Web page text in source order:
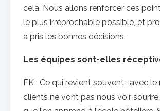
cela. Nous allons renforcer ces
le plus irréprochable possible, et
a pris les bonnes décisions.
Les équipes sont-elles
FK : Ce qui revient souvent : avec le
clients ne vont pas nous voir sourire.